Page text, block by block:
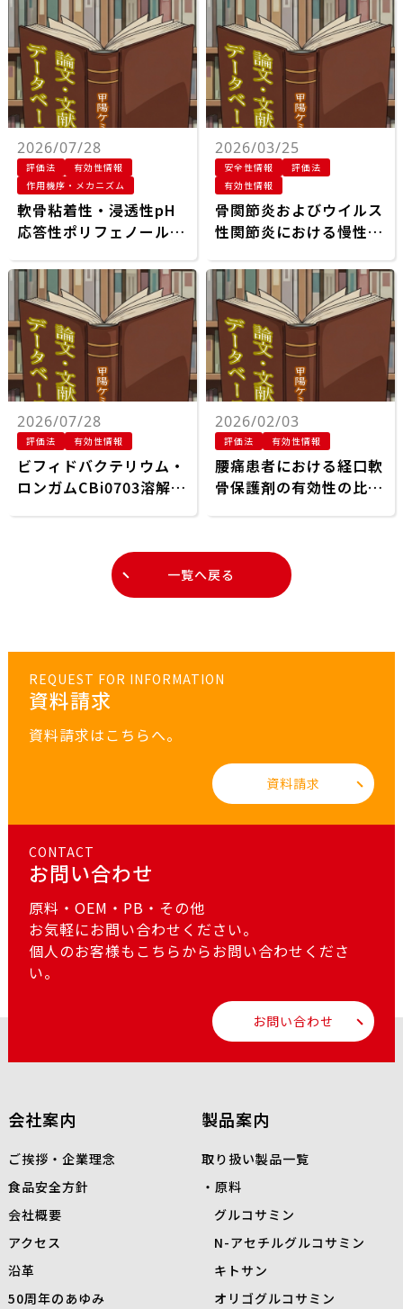
2026/07/28
評価法
有効性情報
作用機序・メカニズム
軟骨粘着性・浸透性pH
応答性ポリフェノール-
よる基質リモデリングと
免疫調節を介した変形性
関節症の緩和
2026/03/25
安全性情報
評価法
有効性情報
骨関節炎およびウイルス
性関節炎における慢性炎
規局所投与ゲル製剤
2026/07/28
評価法 有効性情報
ビフィドバクテリウム・
ロンガムCBi0703溶解産
シスと遺伝子発現の調
節：変形性関節症の腸関
節軸に関するin vitro研
2026/02/03
評価法 有効性情報
腰痛患者における経口軟
骨保護剤の有効性の比較
一覧へ戻る
REQUEST FOR INFORMATION
資料請求
資料請求はこちらへ。
資料請求
CONTACT
お問い合わせ
原料・OEM・PB・その他
お気軽にお問い合わせください。
個人のお客様もこちらからお問い合わせくださ
い。
お問い合わせ
会社案内
ご挨拶・企業理念
食品安全方針
会社概要
アクセス
沿革
50周年のあゆみ
製品案内
取り扱い製品一覧
原料
グルコサミン
N-アセチルグルコサミン
キトサン
オリゴグルコサミン